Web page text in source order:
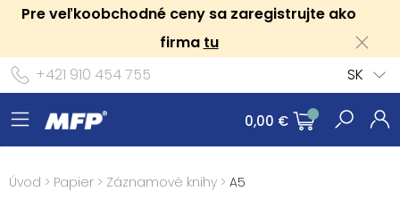
Pre veľkoobchodné ceny sa zaregistrujte ako
firma tu
+421 910 454 755
SK
0,00 €
Úvod > Papier > Záznamové knihy > A5